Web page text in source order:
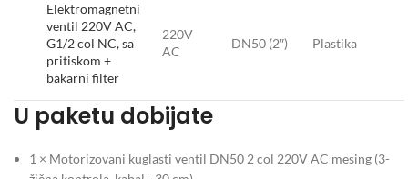
Elektromagnetni
ventil 220V AC,
G1/2 col NC, sa
pritiskom +
bakarni filter
220V
AC
DN50 (2″) Plastika
U paketu dobijate
1 × Motorizovani kuglasti ventil DN50 2 col 220V AC mesing (3-